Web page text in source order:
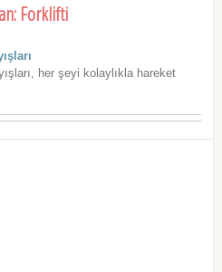
Forklifti
her şeyi kolaylıkla hareket